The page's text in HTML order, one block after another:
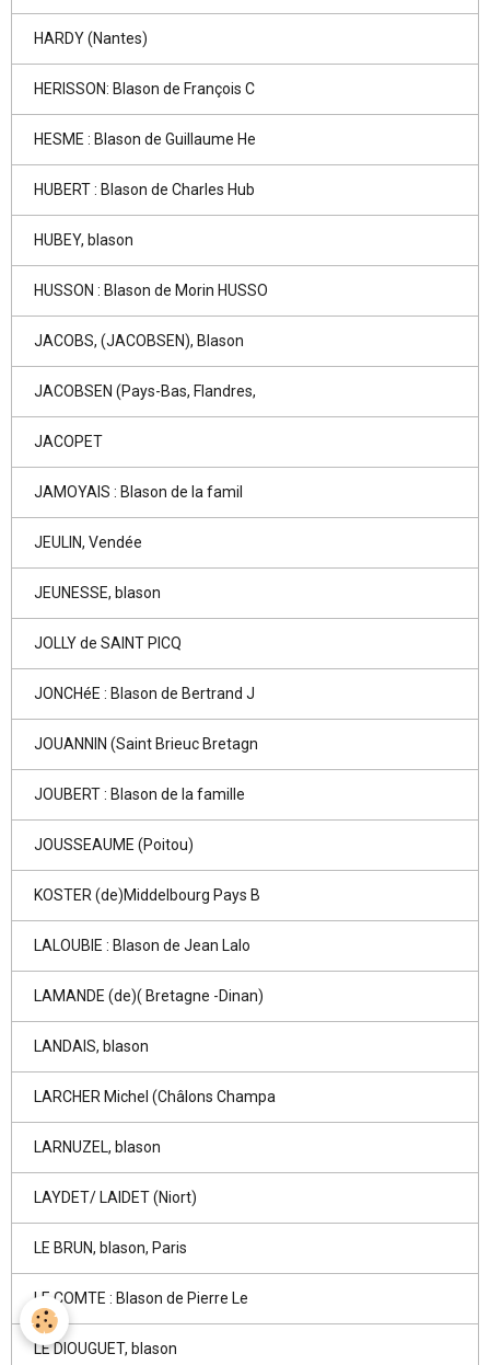
HARDY (Nantes)
HERISSON: Blason de François C
HESME : Blason de Guillaume He
HUBERT : Blason de Charles Hub
HUBEY, blason
HUSSON : Blason de Morin HUSSO
JACOBS, (JACOBSEN), Blason
JACOBSEN (Pays-Bas, Flandres,
JACOPET
JAMOYAIS : Blason de la famil
JEULIN, Vendée
JEUNESSE, blason
JOLLY de SAINT PICQ
JONCHéE : Blason de Bertrand J
JOUANNIN (Saint Brieuc Bretagn
JOUBERT : Blason de la famille
JOUSSEAUME (Poitou)
KOSTER (de)Middelbourg Pays B
LALOUBIE : Blason de Jean Lalo
LAMANDE (de)( Bretagne -Dinan)
LANDAIS, blason
LARCHER Michel (Châlons Champa
LARNUZEL, blason
LAYDET/ LAIDET (Niort)
LE BRUN, blason, Paris
LE COMTE : Blason de Pierre Le
LE DIOUGUET, blason